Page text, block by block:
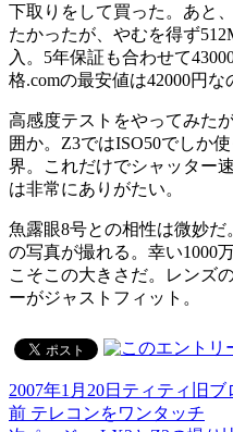
下取りをして買った。あと
たかったが、やむを得ず
入。5年保証も合わせて
格.comの最安値は42000円な
高感度テストをやってみた
囲か。Z3ではISO50でしか
界。これだけでシャッター
は非常にありがたい。
魚露眼8号との相性は微妙
の写真が撮れる。幸い1000
こそこの大きさだ。レンズ
ーがジャストフィット。
投
稿
2007年1月20日 作
成
ティティ カ
テ
旧
投
前 前
テレコンをワンタッチ